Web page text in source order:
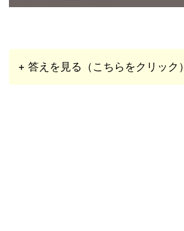
+ 答えを見る（こちらをクリック）